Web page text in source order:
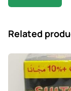
Related